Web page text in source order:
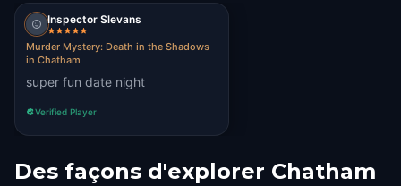
Inspector Slevans
Murder Mystery: Death in the Shadows
in Chatham
super fun date night
Verified Player
Des façons d'explorer Chatham